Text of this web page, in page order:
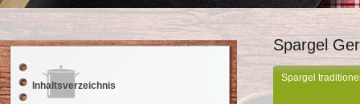
Spargel
Spargel
Inhaltsverzeichnis